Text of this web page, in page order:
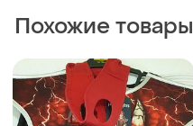
Похожие товары